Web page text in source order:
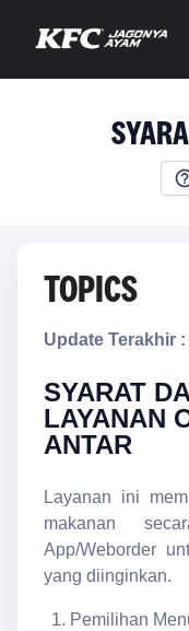
TOPICS
Update Terakhir
SYARAT
LAYANAN
ANTAR
Layanan ini
makanan
App/Weborder
yang diinginkan.
Pemilihan